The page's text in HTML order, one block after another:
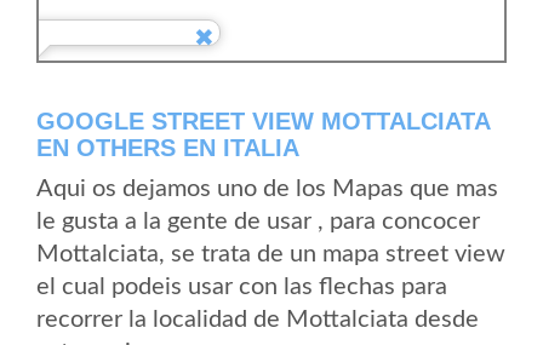
GOOGLE STREET VIEW MOTTALCIATA
EN OTHERS EN ITALIA
Aqui os dejamos uno de los Mapas que mas
le gusta a la gente de usar , para concocer
Mottalciata, se trata de un mapa street view
el cual podeis usar con las flechas para
recorrer la localidad de Mottalciata desde